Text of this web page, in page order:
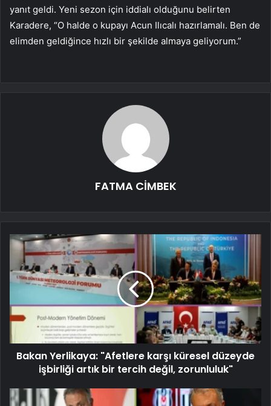
yanıt geldi. Yeni sezon için iddialı olduğunu belirten
Karadere, “O halde o kupayı Acun Ilıcalı hazırlamalı. Ben de
elimden geldiğince hızlı bir şekilde almaya geliyorum.”
FATMA CİMBEK
Bakan Yerlikaya: "Afetlere karşı küresel düzeyde
işbirliği artık bir tercih değil, zorunluluk"